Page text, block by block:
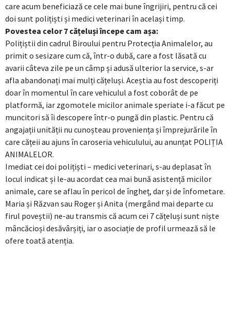
care acum beneficiază ce cele mai bune îngrijiri, pentru că cei
doi sunt polițiști și medici veterinari în același timp.
Povestea celor 7 cățeluși începe cam așa:
Polițiștii din cadrul Biroului pentru Protecția Animalelor, au
primit o sesizare cum că, într-o dubă, care a fost lăsată cu
avarii câteva zile pe un câmp și adusă ulterior la service, s-ar
afla abandonați mai mulți cățeluși. Aceștia au fost descoperiți
doar în momentul în care vehiculul a fost coborât de pe
platformă, iar zgomotele micilor animale speriate i-a făcut pe
muncitori să îi descopere într-o pungă din plastic. Pentru că
angajații unității nu cunoșteau proveniența și împrejurările în
care cățeii au ajuns în caroseria vehiculului, au anunțat POLIȚIA
ANIMALELOR.
Imediat cei doi polițiști – medici veterinari, s-au deplasat în
locul indicat și le-au acordat cea mai bună asistență micilor
animale, care se aflau în pericol de îngheț, dar și de înfometare.
Maria și Răzvan sau Roger și Anita (mergând mai departe cu
firul poveștii) ne-au transmis că acum cei 7 cățeluși sunt niște
mâncăcioși desăvârșiți, iar o asociație de profil urmează să le
ofere toată atenția.